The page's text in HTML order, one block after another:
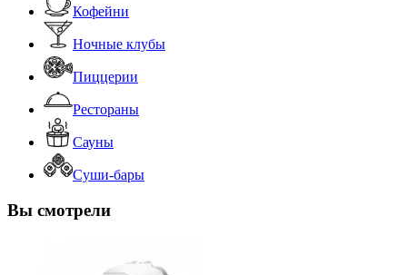
Кофейни
Ночные клубы
Пиццерии
Рестораны
Сауны
Суши-бары
Вы смотрели